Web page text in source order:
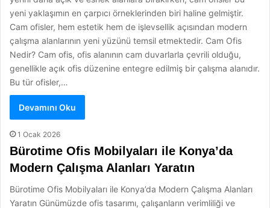
yeni yaklaşımın en çarpıcı örneklerinden biri haline gelmiştir.
Cam ofisler, hem estetik hem de işlevsellik açısından modern
çalışma alanlarının yeni yüzünü temsil etmektedir. Cam Ofis
Nedir? Cam ofis, ofis alanının cam duvarlarla çevrili olduğu,
genellikle açık ofis düzenine entegre edilmiş bir çalışma alanıdır.
Bu tür ofisler,…
Devamını Oku
1 Ocak 2026
Bürotime Ofis Mobilyaları ile Konya’da
Modern Çalışma Alanları Yaratın
Bürotime Ofis Mobilyaları ile Konya’da Modern Çalışma Alanları
Yaratın Günümüzde ofis tasarımı, çalışanların verimliliği ve